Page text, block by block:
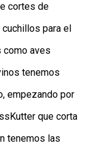
cortes de
para el
aves
tenemos
empezando por
que corta
tenemos las